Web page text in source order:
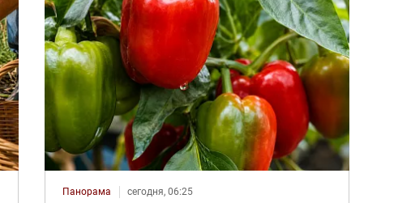
Панорама сегодня, 06:25